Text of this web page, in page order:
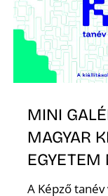
MINI
MAGYAR
EGYETEM
A Képző